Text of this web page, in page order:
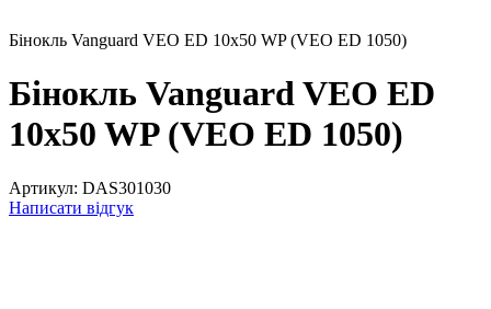
Бінокль Vanguard VEO ED 10x50 WP (VEO ED 1050)
Бінокль Vanguard VEO ED
10x50 WP (VEO ED 1050)
Артикул: DAS301030
Написати відгук